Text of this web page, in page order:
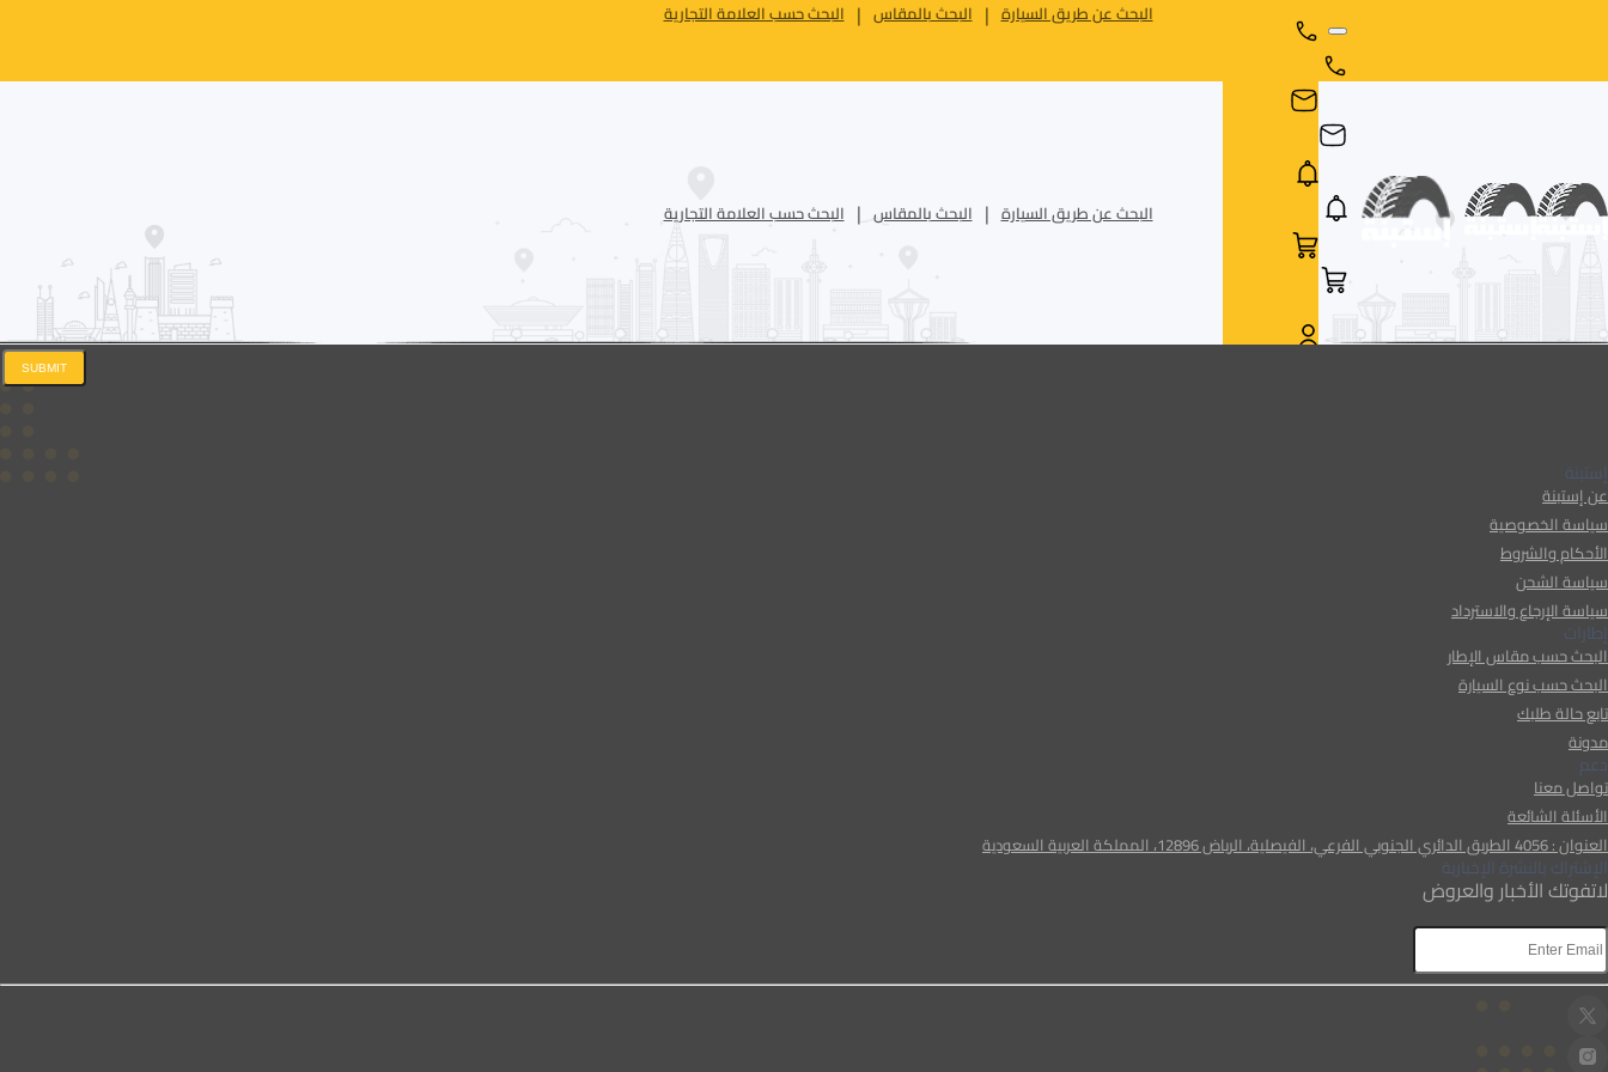
البحث عن طريق السيارة البحث بالمقاس البحث حسب العلامة التجارية
البحث عن طريق السيارة البحث بالمقاس البحث حسب العلامة التجارية
إستبنة
عن إستبنة
سياسة الخصوصية
الأحكام والشروط
سياسة الشحن
سياسة الإرجاع والاسترداد
إطارات
البحث حسب مقاس الإطار
البحث حسب نوع السيارة
تابع حالة طلبك
مدونة
دعم
تواصل معنا
الأسئلة الشائعة
العنوان : 4056 الطريق الدائري الجنوبي الفرعي، الفيصلية، الرياض 12896، المملكة العربية السعودية
الإشتراك بالنشرة الإخبارية
لاتفوتك الأخبار والعروض
SUBMIT